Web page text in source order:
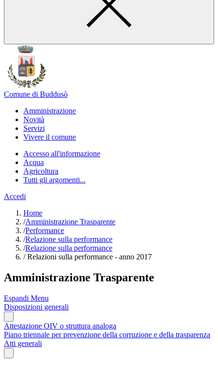
Comune di Buddusò
Amministrazione
Novità
Servizi
Vivere il comune
Accesso all'informazione
Acqua
Agricoltura
Tutti gli argomenti...
Accedi
Home
/Amministrazione Trasparente
/Performance
/Relazione sulla performance
/Relazione sulla performance
/Relazioni sulla performance - anno 2017
Amministrazione Trasparente
Espandi Menu
Disposizioni generali
Attestazione OIV o struttura analoga
Piano triennale per prevenzione della corruzione e della trasparenza
Atti generali